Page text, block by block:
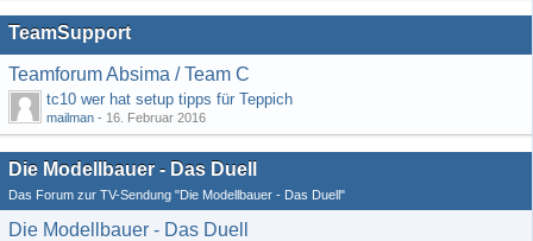
TeamSupport
Teamforum Absima / Team C
tc10 wer hat setup tipps für Teppich
mailman - 16. Februar 2016
Die Modellbauer - Das Duell
Das Forum zur TV-Sendung "Die Modellbauer - Das Duell"
Die Modellbauer - Das Duell